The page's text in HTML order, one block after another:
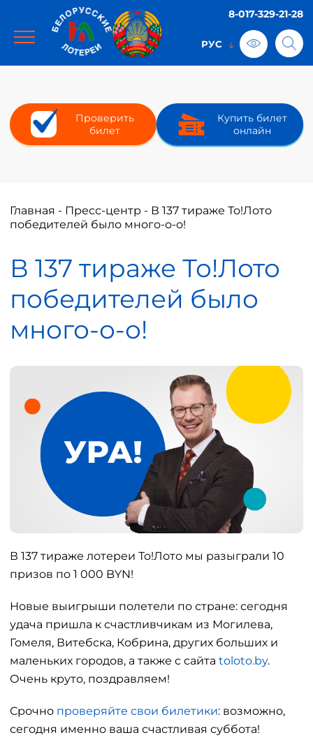
8-017-329-21-28
Проверить
билет
Купить билет
онлайн
Главная - Пресс-центр - В 137 тираже То!Лото
победителей было много-о-о!
В 137 тираже То!Лото
победителей было
много-о-о!
В 137 тираже лотереи То!Лото мы разыграли 10
призов по 1 000 BYN!
Новые выигрыши полетели по стране: сегодня
удача пришла к счастливчикам из Могилева,
Гомеля, Витебска, Кобрина, других больших и
маленьких городов, а также с сайта toloto.by.
Очень круто, поздравляем!
Срочно проверяйте свои билетики: возможно,
сегодня именно ваша счастливая суббота!